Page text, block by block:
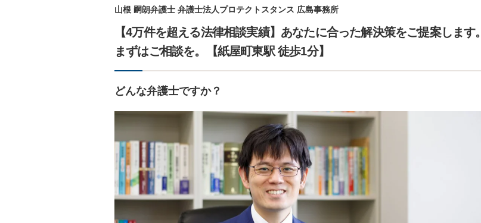
山根 嗣朗弁護士 弁護士法人プロテクトスタンス 広島事務所
【4万件を超える法律相談実績】あなたに合った解決策をご提案します。
まずはご相談を。【紙屋町東駅 徒歩1分】
どんな弁護士ですか？